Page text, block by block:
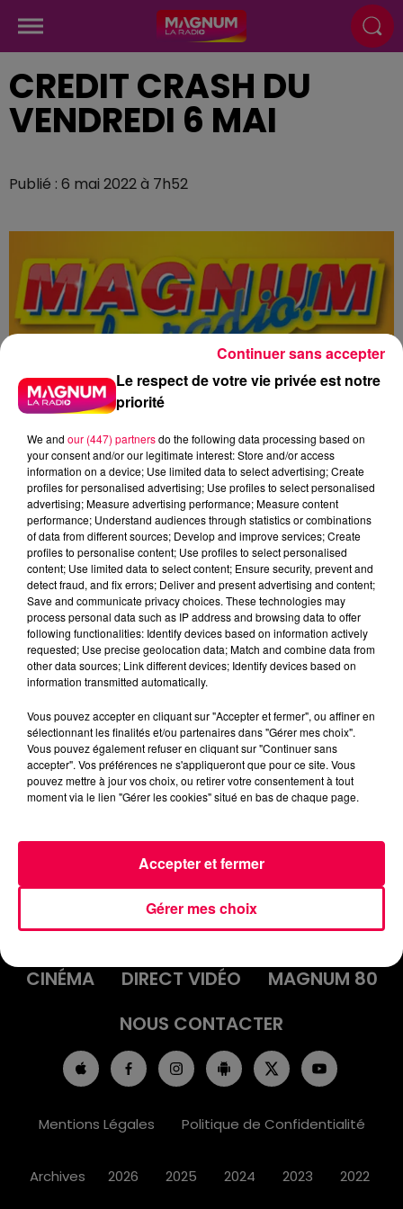
CREDIT CRASH DU
VENDREDI 6 MAI
Publié : 6 mai 2022 à 7h52
Flash infos
Crédit :Flash infos
podcasts/2022/05/2022-05-06-09-52-
47_20220506_CC.mp3
ACCUEIL INFOS
EMISSIONS
AGENDA
JEUX
PODCASTS
CINÉMA
DIRECT VIDÉO
MAGNUM 80
NOUS CONTACTER
Mentions Légales Politique de Confidentialité
Archives 2026 2025 2024 2023 2022
Le respect de votre vie privée est notre
priorité
We and our (447) partnersdo the following data processing based on
your consent and/or our legitimate interest: Store and/or access
information on a device; Use limited data to select advertising; Create
profiles for personalised advertising; Use profiles to select personalised
advertising; Measure advertising performance; Measure content
performance; Understand audiences through statistics or combinations
of data from different sources; Develop and improve services; Create
profiles to personalise content; Use profiles to select personalised
content; Use limited data to select content; Ensure security, prevent and
detect fraud, and fix errors; Deliver and present advertising and content;
Save and communicate privacy choices. These technologies may
process personal data such as IP address and browsing data to offer
following functionalities: Identify devices based on information actively
requested; Use precise geolocation data; Match and combine data from
other data sources; Link different devices; Identify devices based on
information transmitted automatically.
Vous pouvez accepter en cliquant sur "Accepter et fermer", ou affiner en
sélectionnant les finalités et/ou partenaires dans "Gérer mes choix".
Vous pouvez également refuser en cliquant sur "Continuer sans
accepter". Vos préférences ne s'appliqueront que pour ce site. Vous
pouvez mettre à jour vos choix, ou retirer votre consentement à tout
moment via le lien "Gérer les cookies" situé en bas de chaque page.
Gérer mes choix
Accepter et fermer
Continuer sans accepter